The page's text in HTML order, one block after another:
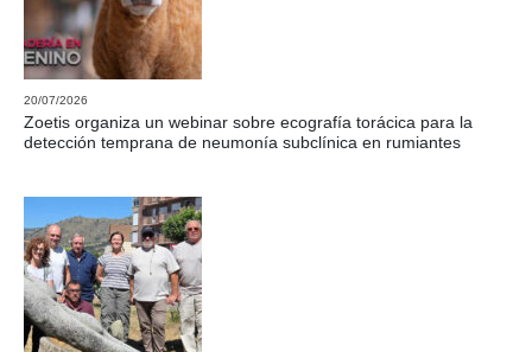
20/07/2026
Zoetis organiza un webinar sobre ecografía torácica para la
detección temprana de neumonía subclínica en rumiantes